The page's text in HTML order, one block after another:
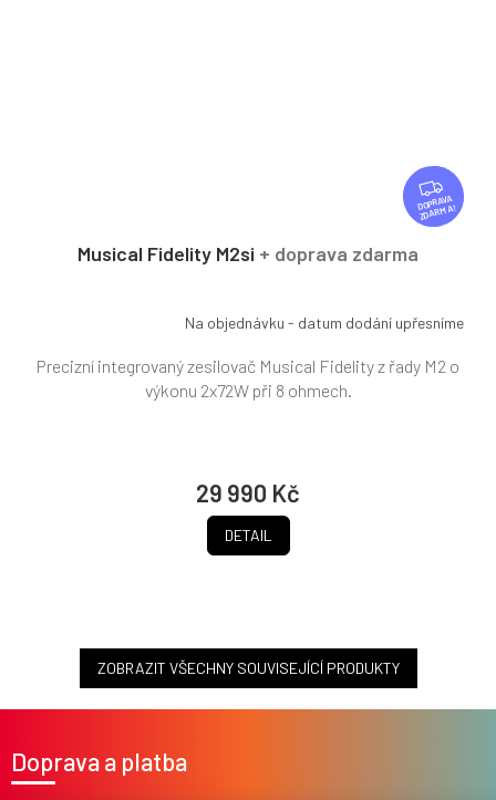
Z
D
A
ZDARMA
Musical Fidelity M2si + doprava zdarma
Na objednávku - datum dodání upřesníme
29 990 Kč
DETAIL
Precizní integrovaný zesilovač Musical Fidelity z řady M2 o
výkonu 2x72W při 8 ohmech.
ZOBRAZIT VŠECHNY SOUVISEJÍCÍ PRODUKTY
Doprava a platba